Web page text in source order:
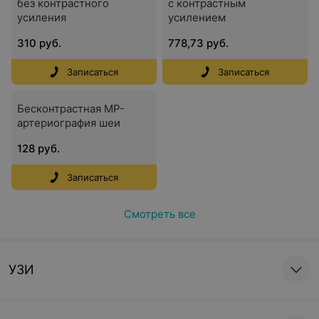
без контрастного
усиления
310 руб.
Записаться
с контрастным
усилением
778,73 руб.
Записаться
Бесконтрастная МР-
артериография шеи
128 руб.
Записаться
Смотреть все
УЗИ